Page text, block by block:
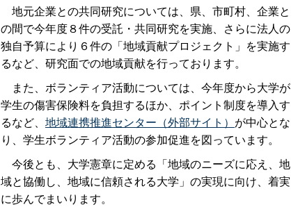
地元企業との共同研究については、県、市町村、企業と
の間で今年度８件の受託・共同研究を実施、さらに法人の
独自予算により６件の「地域貢献プロジェクト」を実施す
るなど、研究面での地域貢献を行っております。
また、ボランティア活動については、今年度から大学が
学生の傷害保険料を負担するほか、ポイント制度を導入す
るなど、 地域連携推進センター（外部サイト） が中心とな
り、学生ボランティア活動の参加促進を図っています。
今後とも、大学憲章に定める「地域のニーズに応え、地
域と協働し、地域に信頼される大学」の実現に向け、着実
に歩んでまいります。